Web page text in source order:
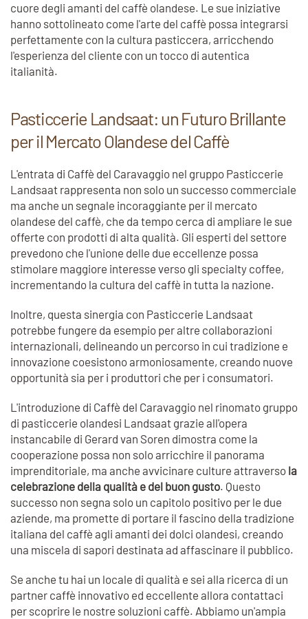
cuore degli amanti del caffè olandese. Le sue iniziative
hanno sottolineato come l'arte del caffè possa integrarsi
perfettamente con la cultura pasticcera, arricchendo
l'esperienza del cliente con un tocco di autentica
italianità.
Pasticcerie Landsaat: un Futuro Brillante
per il Mercato Olandese del Caffè
L'entrata di Caffè del Caravaggio nel gruppo Pasticcerie
Landsaat rappresenta non solo un successo commerciale
ma anche un segnale incoraggiante per il mercato
olandese del caffè, che da tempo cerca di ampliare le sue
offerte con prodotti di alta qualità. Gli esperti del settore
prevedono che l'unione delle due eccellenze possa
stimolare maggiore interesse verso gli specialty coffee,
incrementando la cultura del caffè in tutta la nazione.
Inoltre, questa sinergia con Pasticcerie Landsaat
potrebbe fungere da esempio per altre collaborazioni
internazionali, delineando un percorso in cui tradizione e
innovazione coesistono armoniosamente, creando nuove
opportunità sia per i produttori che per i consumatori.
L'introduzione di Caffè del Caravaggio nel rinomato gruppo
di pasticcerie olandesi Landsaat grazie all'opera
instancabile di Gerard van Soren dimostra come la
cooperazione possa non solo arricchire il panorama
imprenditoriale, ma anche avvicinare culture attraverso la
celebrazione della qualità e del buon gusto. Questo
successo non segna solo un capitolo positivo per le due
aziende, ma promette di portare il fascino della tradizione
italiana del caffè agli amanti dei dolci olandesi, creando
una miscela di sapori destinata ad affascinare il pubblico.
Se anche tu hai un locale di qualità e sei alla ricerca di un
partner caffè innovativo ed eccellente allora contattaci
per scoprire le nostre soluzioni caffè. Abbiamo un'ampia